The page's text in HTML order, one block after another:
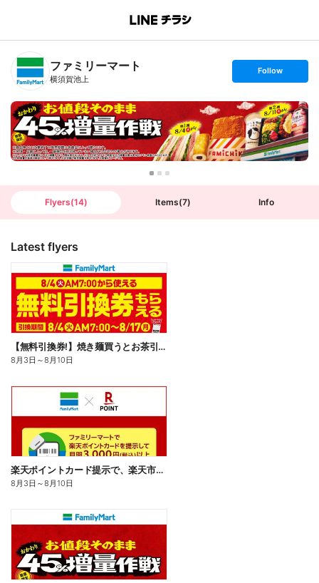
B
n
T
ファミリーマート
横須賀池上
s
t
o
l
l
o
w
Follow
Flyers(14) Items(7) Info
Latest flyers
【無料引換券!】焼き麺買うとお茶引換券貰える!
8月3日 ～8月10日
楽天ポイントカード提示で、楽天市場でのお買い物がおトクに!
8月3日 ～8月10日